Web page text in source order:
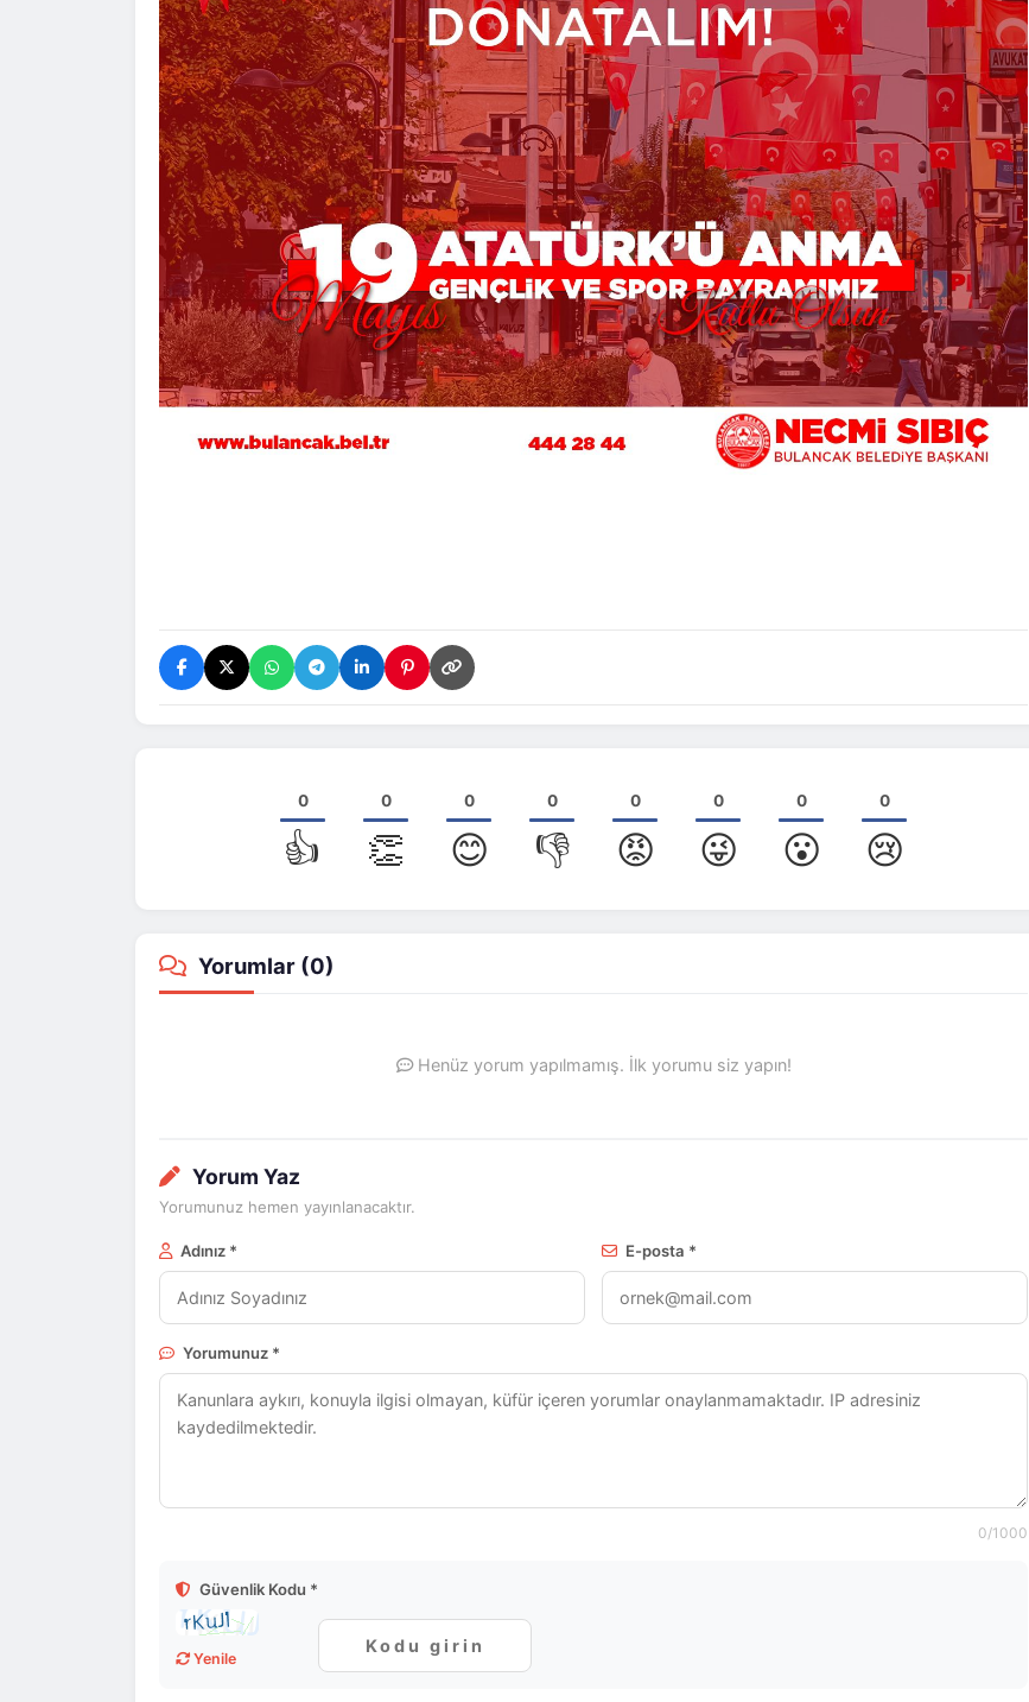
0
👍
0
👏
0
😊
0
👎
0
😡
0
😜
0
😮
0
😢
Yorumlar (0)
Henüz yorum yapılmamış. İlk yorumu siz yapın!
Yorum Yaz
Yorumunuz hemen yayınlanacaktır.
Adınız * E-posta *
Yorumunuz *
0/1000
Güvenlik Kodu *
Yenile